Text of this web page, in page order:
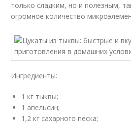
только сладким, но и полезным,
огромное количество
Ингредиенты:
1 кг тыквы;
1 апельсин;
1,2 кг сахарного песка;